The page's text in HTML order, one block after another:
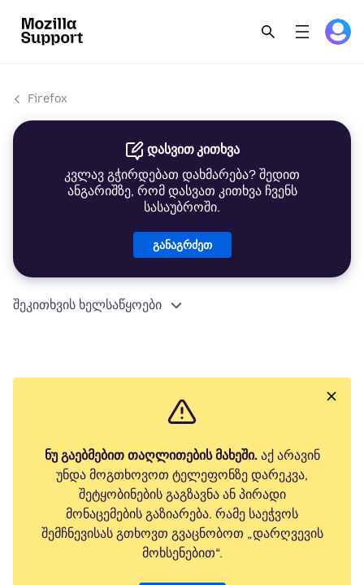
Firefox
დასვით კითხვა
კვლავ გჭირდებათ დახმარება? შედით
ანგარიშზე, რომ დასვათ კითხვა ჩვენს
სასაუბროში.
განაგრძეთ
შეკითხვის ხელსაწყოები
ნუ გაებმებით თაღლითების მახეში.აქ არავინ
უნდა მოგთხოვოთ ტელეფონზე დარეკვა,
შეტყობინების გაგზავნა ან პირადი
მონაცემების გაზიარება. რამე საეჭვოს
შემჩნევისას გთხოვთ გვაცნობოთ „დარღვევის
მოხსენებით“.